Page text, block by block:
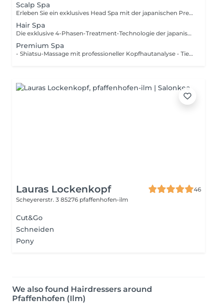
Scalp Spa
Erleben Sie ein exklusives Head Spa mit der japanischen Premium-Marke Milbon. Die Scalp Repair Behandlung reinigt die Kopfhaut sanft, spendet intensive Feuchtigkeit und unterstützt ihre natürliche Balance. Eine entspannende Kopfhautmassage fördert die Durchblutung, löst Spannungen und sorgt für tiefes Wohlbefinden. Das Ergebnis ist eine gepflegte, ausgeglichene Kopfhaut die ideale Grundlage für gesundes, kräftiges Haar. Enhancing Vivacity.
Hair Spa
Die exklusive 4-Phasen-Treatment-Technologie der japanischen Premium-Marke Milbon regeneriert das Haar von innen nach außen. Hochwertige Wirkstoffe versorgen die Haarfaser gezielt mit Feuchtigkeit und Keratin, stärken die Haarstruktur und verleihen intensive Geschmeidigkeit, Glanz und Elastizität. Das Ergebnis ist sichtbar und spürbar gesundes Haar mit einer Wirkung von bis zu 5 Wochen bei entsprechender Heimpflege.
Premium Spa
- Shiatsu-Massage mit professioneller Kopfhautanalyse - Tiefenreinigung der Kopfhaut mit individueller Haarpflege - Wohltuende Gesichtspflege mit hochwertigen Reviderm-Produkten - Individuelle Gesichtsmaske von Reviderm HaarpflegeTipp: Schonend waschen, Hitzeschutz nutzen und mit FriseurPflegeprodukten für langanhaltende Ergebnisse sorgen!
Lauras Lockenkopf
46
Scheyererstr. 3 85276 pfaffenhofen-ilm
Cut&Go
Schneiden
Pony
We also found Hairdressers around
Pfaffenhofen (Ilm)